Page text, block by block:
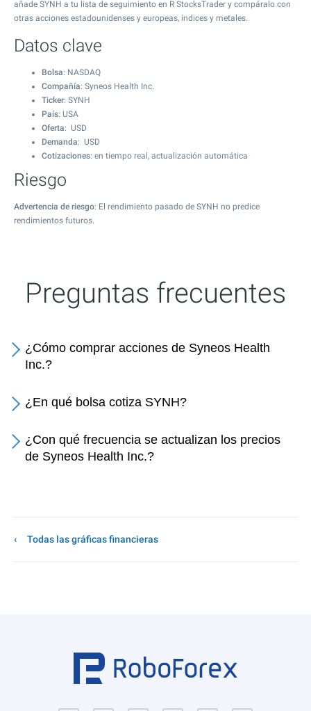
añade SYNH a tu lista de seguimiento en R StocksTrader y compáralo con
otras acciones estadounidenses y europeas, índices y metales.
Datos clave
Bolsa: NASDAQ
Compañía: Syneos Health Inc.
Ticker: SYNH
País: USA
Oferta: USD
Demanda: USD
Cotizaciones: en tiempo real, actualización automática
Riesgo
Advertencia de riesgo: El rendimiento pasado de SYNH no predice
rendimientos futuros.
Preguntas frecuentes
¿Cómo comprar acciones de Syneos Health
Inc.?
¿En qué bolsa cotiza SYNH?
¿Con qué frecuencia se actualizan los precios
de Syneos Health Inc.?
Todas las gráficas financieras